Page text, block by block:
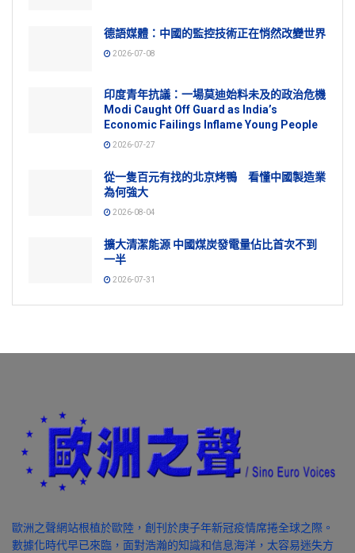
德語媒體：中國的監控技術正在悄然改變世界
2026-07-08
印度青年抗議：一場莫迪始料未及的政治危機
Modi Caught Off Guard as India’s
Economic Failings Inflame Young People
2026-07-27
從一隻百元有找的北京烤鴨 看懂中國製造業
為何強大
2026-08-04
擴大清潔能源 中國煤炭發電量佔比首次不到
一半
2026-07-31
歐洲之聲網站根植於歐陸，創刊於庚子年新冠疫情席捲全球之際。
數據化時代早已來臨，面對浩瀚的知識和信息海洋，太容易迷失方